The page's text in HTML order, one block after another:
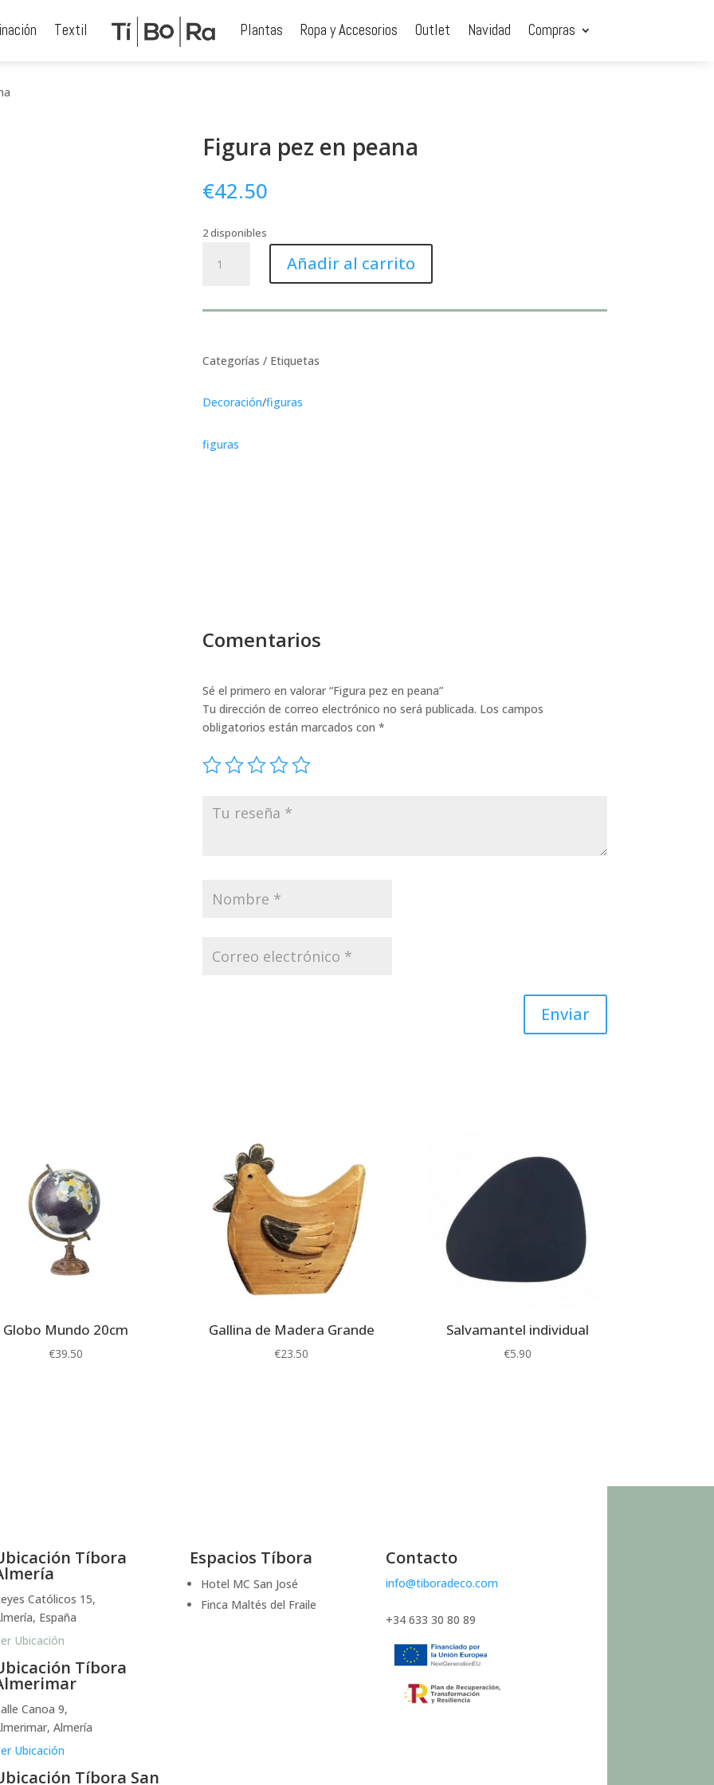
Textil Plantas Ropa y Accesorios Outlet Navidad Compras
Figura pez en peana
€42.50
2 disponibles
pez
Añadir al carrito
Categorías / Etiquetas
Decoración/figuras
figuras
Comentarios
Sé el primero en valorar “Figura pez en peana”
Tu dirección de correo electrónico no será publicada. Los campos
obligatorios están marcados con *
Enviar
Globo Mundo 20cm
€39.50
Gallina de Madera Grande
€23.50
Salvamantel individual
€5.90
Tíbora
Católicos 15,
España
Ubicación
Tíbora
Canoa 9,
Almería
Ubicación
Tíbora San
Espacios Tíbora
Hotel MC San José
Finca Maltés del Fraile
Contacto
info@tiboradeco.com
+34 633 30 80 89